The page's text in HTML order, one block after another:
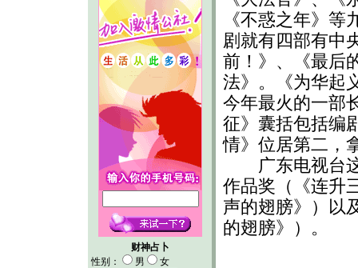
财神占卜
性别：
男
女
《不惑之年》
剧就有四部有中
前！》、《最后
法》。《为华起
今年最火的一部
征》囊括包括编
情》位居第二，
广东电视台这
作品奖（《连升
声的翅膀》）以
的翅膀》）。